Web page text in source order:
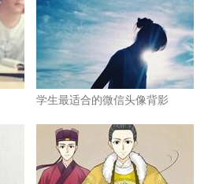
学生最适合的微信头像背影